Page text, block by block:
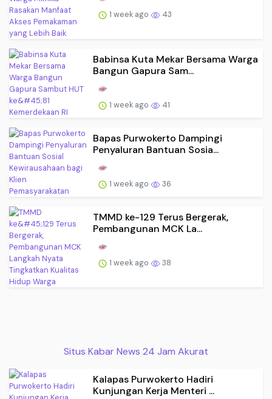
1 week ago 43
Babinsa Kuta Mekar Bersama Warga
Bangun Gapura Sam...
1 week ago 41
Bapas Purwokerto Dampingi
Penyaluran Bantuan Sosia...
1 week ago 36
TMMD ke-129 Terus Bergerak,
Pembangunan MCK La...
1 week ago 38
Situs Kabar News 24 Jam Akurat
Kalapas Purwokerto Hadiri
Kunjungan Kerja Menteri ...